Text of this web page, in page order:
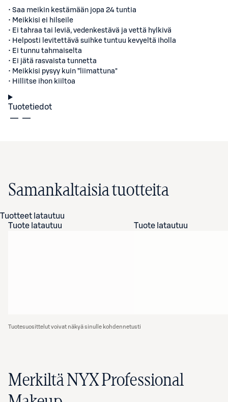
• Saa meikin kestämään jopa 24 tuntia
• Meikkisi ei hilseile
• Ei tahraa tai leviä, vedenkestävä ja vettä hylkivä
• Helposti levitettävä suihke tuntuu kevyeltä iholla
• Ei tunnu tahmaiselta
• Ei jätä rasvaista tunnetta
• Meikkisi pysyy kuin ”liimattuna"
• Hillitse ihon kiiltoa
Tuotetiedot
Samankaltaisia tuotteita
Tuotteet latautuu
Tuote latautuu
Tuote latautuu
Tuotesuosittelut voivat näkyä sinulle kohdennetusti
Merkiltä NYX Professional